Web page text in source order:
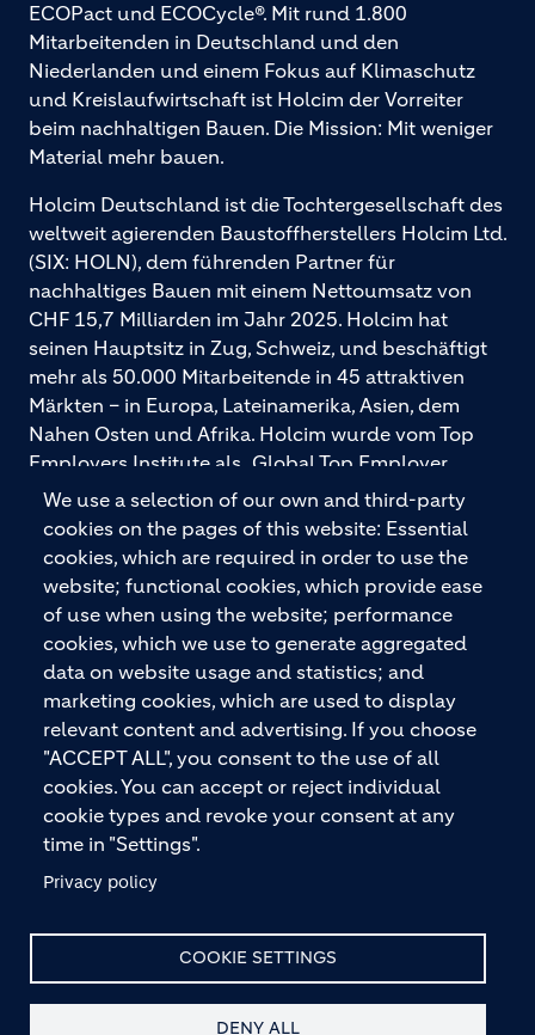
We use a selection of our own and third-party
cookies on the pages of this website: Essential
cookies, which are required in order to use the
website; functional cookies, which provide ease
of use when using the website; performance
cookies, which we use to generate aggregated
data on website usage and statistics; and
marketing cookies, which are used to display
relevant content and advertising. If you choose
"ACCEPT ALL", you consent to the use of all
cookies. You can accept or reject individual
cookie types and revoke your consent at any
time in "Settings".
Privacy policy
COOKIE SETTINGS
DENY ALL
KONTAKTIEREN SIE UNS
ECOPact und ECOCycle®. Mit rund 1.800
Mitarbeitenden in Deutschland und den
Niederlanden und einem Fokus auf Klimaschutz
und Kreislaufwirtschaft ist Holcim der Vorreiter
beim nachhaltigen Bauen. Die Mission: Mit weniger
Material mehr bauen.
Holcim Deutschland ist die Tochtergesellschaft des
weltweit agierenden Baustoffherstellers Holcim Ltd.
(SIX: HOLN), dem führenden Partner für
nachhaltiges Bauen mit einem Nettoumsatz von
CHF 15,7 Milliarden im Jahr 2025. Holcim hat
seinen Hauptsitz in Zug, Schweiz, und beschäftigt
mehr als 50.000 Mitarbeitende in 45 attraktiven
Märkten – in Europa, Lateinamerika, Asien, dem
Nahen Osten und Afrika. Holcim wurde vom Top
Employers Institute als „Global Top Employer
2026“ ausgezeichnet. Holcim bietet hochwertige
Baustoffe und integrierte Baulösungen für den
gesamten Bauprozess – vom Fundament über den
Boden bis zu Wänden und Dächern – mit
Premiummarken wie ECOPact, ECOPlanet,
ECOCycle und Ytong.